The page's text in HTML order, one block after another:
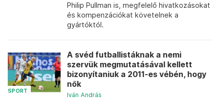
Philip Pullman is, megfelelő hivatkozásokat
és kompenzációkat követelnek a
gyártóktól.
SPORT
A svéd futballistáknak a nemi
szervük megmutatásával kellett
bizonyítaniuk a 2011-es vébén, hogy
nők
Iván András